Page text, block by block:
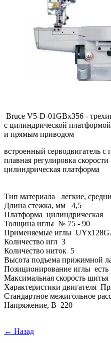
Bruce V5-D-01GBx356 -
с цилиндрической
и прямым приводом
встроенный серводвигатель с
плавная регулировка скорости
цилиндрическая платформа
Тип материала легкие,
Длина стежка, мм 4,5
Платформа цилиндрическая
Толщина иглы № 75 - 90
Применяемые иглы
Количество игл 3
Количество ниток 5
Высота подъема прижимной
Позиционирование иглы есть
Максимальная скорость
Характеристики двигателя
Стандартное межигольное
Напряжение, В 220
← Назад